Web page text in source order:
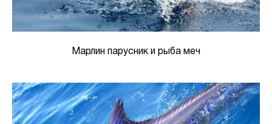
Марлин парусник и рыба меч